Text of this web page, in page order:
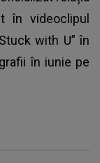
în videoclipul
with U” în
în iunie pe